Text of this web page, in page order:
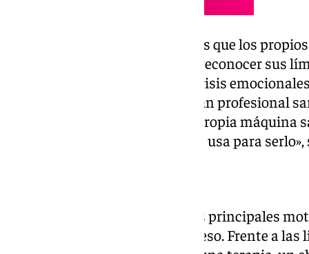
La especialista recuerda además que los
artificial están diseñados para reconocer sus
situaciones relacionadas con crisis
mental, recomiendan acudir a un profesional
soluciones por sí mismos. «La propia máquina
veces lo sabe mejor que quien la usa para
Según explica García, uno de los principales
fenómeno es la facilidad de acceso. Frente a